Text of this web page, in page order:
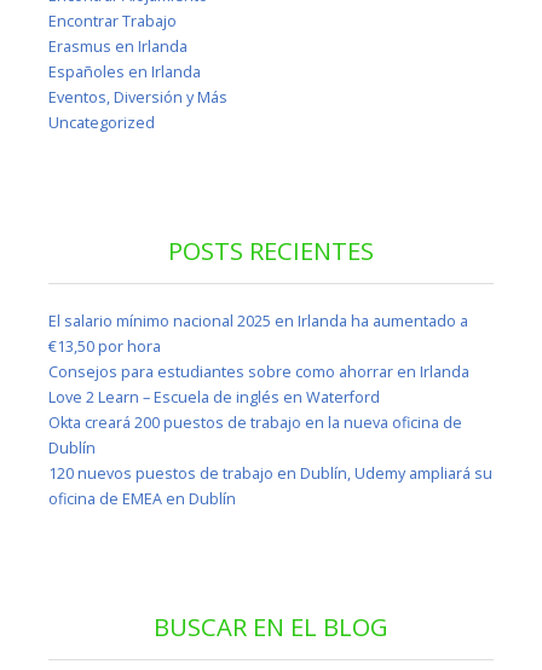
Encontrar Trabajo
Erasmus en Irlanda
Españoles en Irlanda
Eventos, Diversión y Más
Uncategorized
POSTS RECIENTES
El salario mínimo nacional 2025 en Irlanda ha aumentado a
€13,50 por hora
Consejos para estudiantes sobre como ahorrar en Irlanda
Love 2 Learn – Escuela de inglés en Waterford
Okta creará 200 puestos de trabajo en la nueva oficina de
Dublín
120 nuevos puestos de trabajo en Dublín, Udemy ampliará su
oficina de EMEA en Dublín
BUSCAR EN EL BLOG